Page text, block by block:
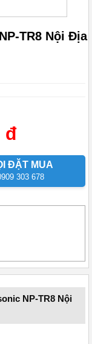
TR8 Nội Địa
đ
ĐẶT MUA
303 678
NP-TR8 Nội